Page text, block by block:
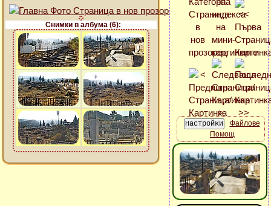
Снимки в албума (6):
Файлове
Помощ